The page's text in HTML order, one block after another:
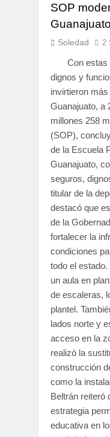
SOP
Soledad 2
Con estas
dignos y
invirtieron
Guanajuato, a
millones 258
(SOP),
de la Escuela
Guanajuato,
seguros,
titular de la
destacó que
de la
fortalecer la
condiciones
todo el
un aula en
de escaleras,
plantel.
lados norte y
acceso en la
realizó la
construcción
como la
Beltrán reiteró
estrategia
educativa en